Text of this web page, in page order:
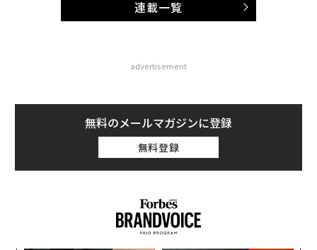
連載一覧
advertisement
無料のメールマガジンに登録
無料登録